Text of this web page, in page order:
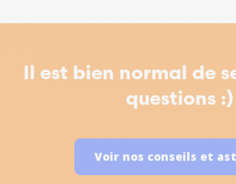
Il est bien normal de
questions :)
Voir nos conseils et